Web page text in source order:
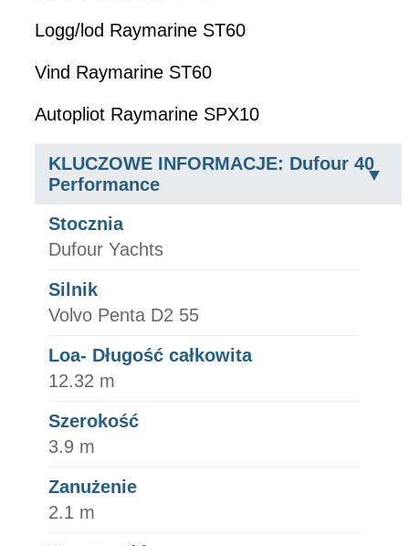
Logg/lod Raymarine ST60
Vind Raymarine ST60
Autopliot Raymarine SPX10
KLUCZOWE INFORMACJE: Dufour 40
Performance
Stocznia
Dufour Yachts
Silnik
Volvo Penta D2 55
Loa- Długość całkowita
12.32 m
Szerokość
3.9 m
Zanużenie
2.1 m